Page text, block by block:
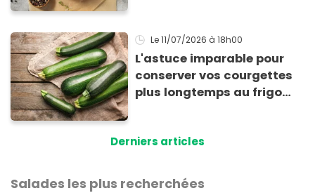
Le 11/07/2026 à 18h00
L'astuce imparable pour
conserver vos courgettes
plus longtemps au frigo
Derniers articles
Salades les plus recherchées